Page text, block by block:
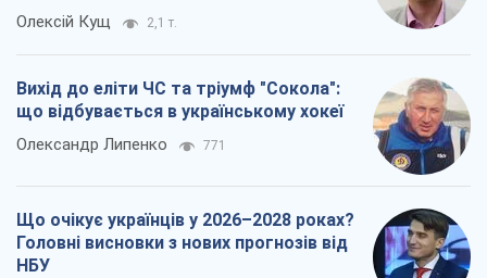
Олексій Кущ 2,1 т.
Вихід до еліти ЧС та тріумф "Сокола":
що відбувається в українському хокеї
Олександр Липенко 771
Що очікує українців у 2026–2028 роках?
Головні висновки з нових прогнозів від
НБУ